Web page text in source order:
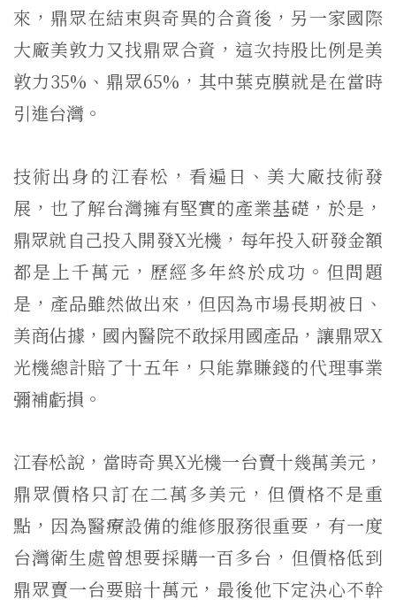
來，鼎眾在結束與奇異的合資後，另一家國際
大廠美敦力又找鼎眾合資，這次持股比例是美
敦力35%、鼎眾65%，其中葉克膜就是在當時
引進台灣。
技術出身的江春松，看遍日、美大廠技術發
展，也了解台灣擁有堅實的產業基礎，於是，
鼎眾就自己投入開發X光機，每年投入研發金額
都是上千萬元，歷經多年終於成功。但問題
是，產品雖然做出來，但因為市場長期被日、
美商佔據，國內醫院不敢採用國產品，讓鼎眾X
光機總計賠了十五年，只能靠賺錢的代理事業
彌補虧損。
江春松說，當時奇異X光機一台賣十幾萬美元，
鼎眾價格只訂在二萬多美元，但價格不是重
點，因為醫療設備的維修服務很重要，有一度
台灣衛生處曾想要採購一百多台，但價格低到
鼎眾賣一台要賠十萬元，最後他下定決心不幹